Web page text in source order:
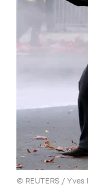
© REUTERS / Yves